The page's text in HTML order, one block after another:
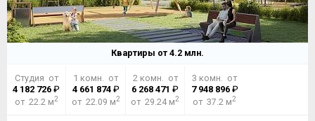
Квартиры от 4.2 млн.
Студия от
4 182 726 ₽
от 22.2 м2
1 комн. от
4 661 874₽
от 22.09 м2
2 комн. от
6 268 471 ₽
от 29.24 м2
3 комн. от
7 948 896₽
от 37.2 м2